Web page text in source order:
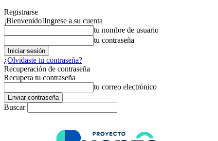
Registrarse
¡Bienvenido!Ingrese a su cuenta
tu nombre de usuario
tu contraseña
¿Olvidaste tu contraseña?
Recuperación de contraseña
Recupera tu contraseña
tu correo electrónico
Buscar